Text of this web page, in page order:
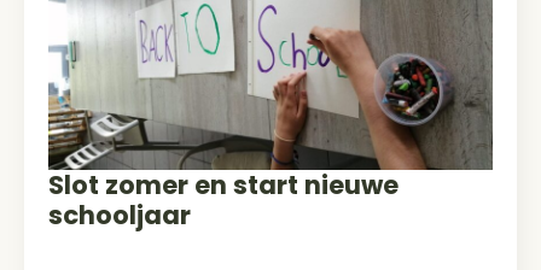
Slot zomer en start nieuwe
schooljaar